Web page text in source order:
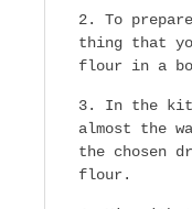
To
thing that
flour in a
In the
almost the
the chosen
flour.